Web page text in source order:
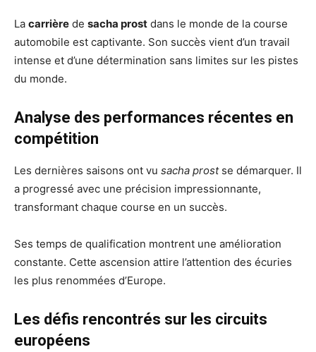
La carrière de sacha prost dans le monde de la course
automobile est captivante. Son succès vient d’un travail
intense et d’une détermination sans limites sur les pistes
du monde.
Analyse des performances récentes en
compétition
Les dernières saisons ont vu sacha prostse démarquer. Il
a progressé avec une précision impressionnante,
transformant chaque course en un succès.
Ses temps de qualification montrent une amélioration
constante. Cette ascension attire l’attention des écuries
les plus renommées d’Europe.
Les défis rencontrés sur les circuits
européens